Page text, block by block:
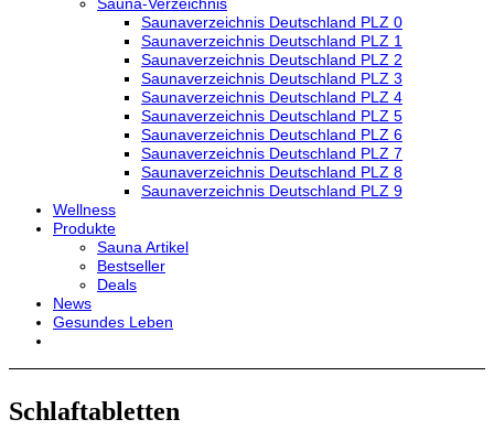
Saunaverzeichnis Deutschland PLZ 0
Saunaverzeichnis Deutschland PLZ 1
Saunaverzeichnis Deutschland PLZ 2
Saunaverzeichnis Deutschland PLZ 3
Saunaverzeichnis Deutschland PLZ 4
Saunaverzeichnis Deutschland PLZ 5
Saunaverzeichnis Deutschland PLZ 6
Saunaverzeichnis Deutschland PLZ 7
Saunaverzeichnis Deutschland PLZ 8
Saunaverzeichnis Deutschland PLZ 9
Wellness
Produkte
Sauna Artikel
Bestseller
Deals
News
Gesundes Leben
Schlaftabletten